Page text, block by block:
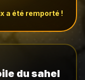
a été remporté !
du sahel